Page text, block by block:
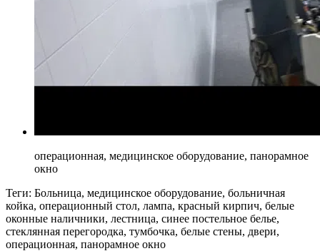
операционная, медицинское оборудование, панорамное
окно
Теги: Больница, медицинское оборудование, больничная
койка, операционный стол, лампа, красный кирпич, белые
оконные наличники, лестница, синее постельное белье,
стеклянная перегородка, тумбочка, белые стены, двери,
операционная, панорамное окно